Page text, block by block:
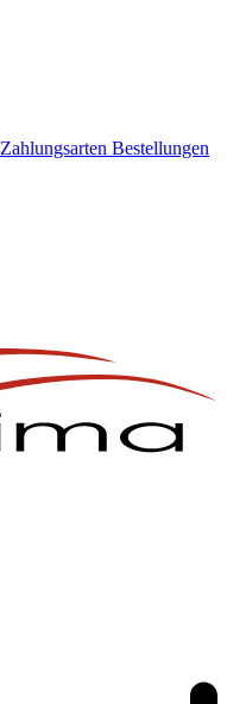
Zahlungsarten Bestellungen